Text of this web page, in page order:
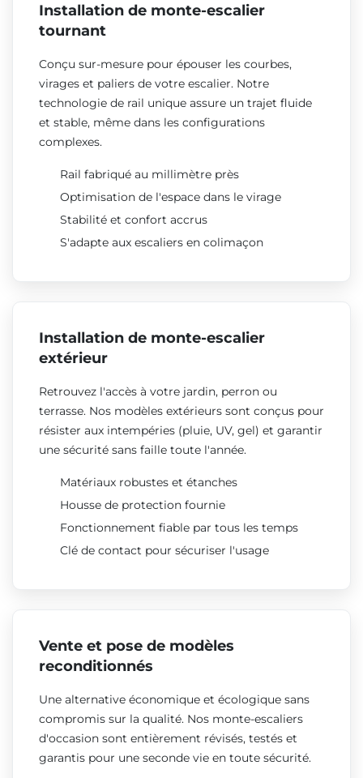
Installation de monte-escalier
tournant
Conçu sur-mesure pour épouser les courbes,
virages et paliers de votre escalier. Notre
technologie de rail unique assure un trajet fluide
et stable, même dans les configurations
complexes.
Rail fabriqué au millimètre près
Optimisation de l'espace dans le virage
Stabilité et confort accrus
S'adapte aux escaliers en colimaçon
Installation de monte-escalier
extérieur
Retrouvez l'accès à votre jardin, perron ou
terrasse. Nos modèles extérieurs sont conçus pour
résister aux intempéries (pluie, UV, gel) et garantir
une sécurité sans faille toute l'année.
Matériaux robustes et étanches
Housse de protection fournie
Fonctionnement fiable par tous les temps
Clé de contact pour sécuriser l'usage
Vente et pose de modèles
reconditionnés
Une alternative économique et écologique sans
compromis sur la qualité. Nos monte-escaliers
d'occasion sont entièrement révisés, testés et
garantis pour une seconde vie en toute sécurité.